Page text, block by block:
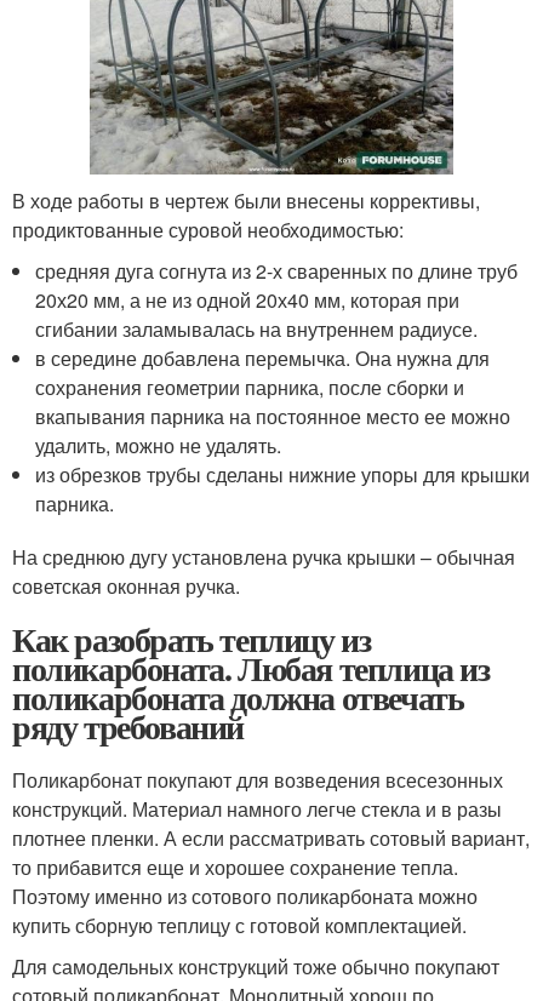
В ходе работы в чертеж были внесены коррективы,
продиктованные суровой необходимостью:
средняя дуга согнута из 2-х сваренных по длине труб
20х20 мм, а не из одной 20х40 мм, которая при
сгибании заламывалась на внутреннем радиусе.
в середине добавлена перемычка. Она нужна для
сохранения геометрии парника, после сборки и
вкапывания парника на постоянное место ее можно
удалить, можно не удалять.
из обрезков трубы сделаны нижние упоры для крышки
парника.
На среднюю дугу установлена ручка крышки – обычная
советская оконная ручка.
Как разобрать теплицу из
поликарбоната. Любая теплица из
поликарбоната должна отвечать
ряду требований
Поликарбонат покупают для возведения всесезонных
конструкций. Материал намного легче стекла и в разы
плотнее пленки. А если рассматривать сотовый вариант,
то прибавится еще и хорошее сохранение тепла.
Поэтому именно из сотового поликарбоната можно
купить сборную теплицу с готовой комплектацией.
Для самодельных конструкций тоже обычно покупают
сотовый поликарбонат. Монолитный хорош по